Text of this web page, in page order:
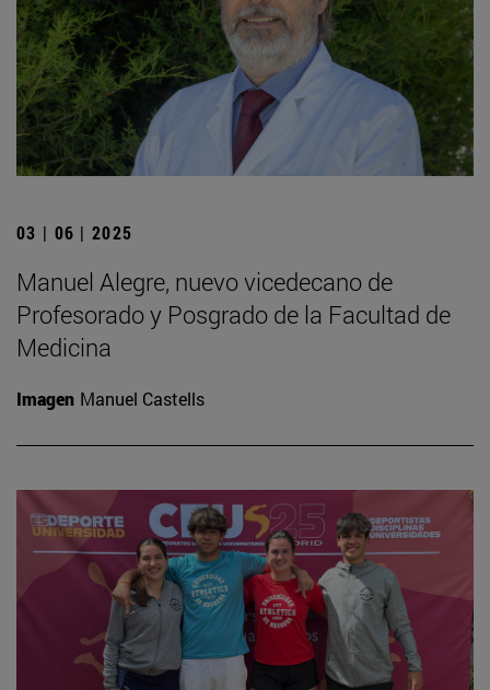
03 | 06 | 2025
Manuel Alegre, nuevo vicedecano de
Profesorado y Posgrado de la Facultad de
Medicina
Imagen Manuel Castells